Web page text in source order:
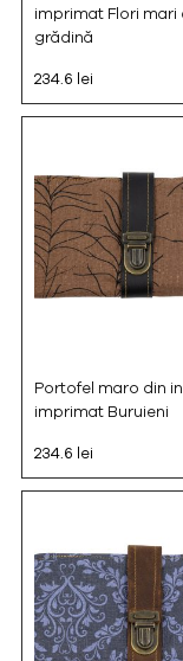
imprimat Flori mari
grădină
234.6 lei
Portofel maro din in
imprimat Buruieni
234.6 lei